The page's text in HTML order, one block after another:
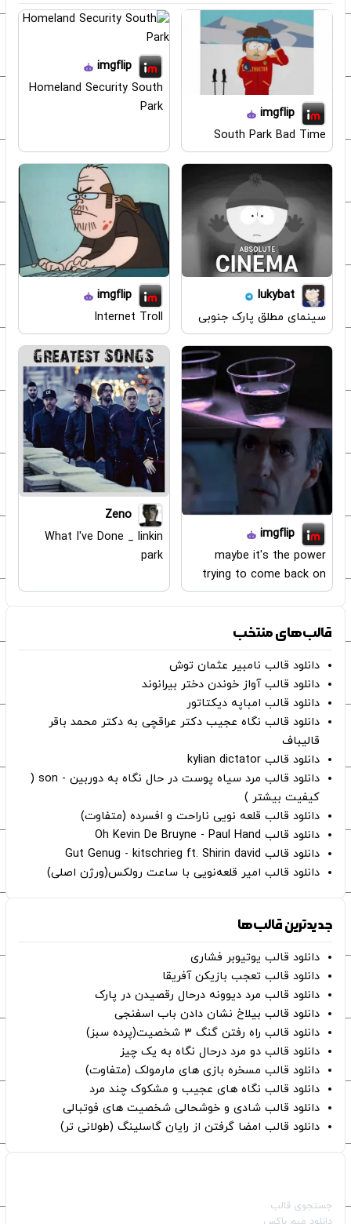
imgflip
South Park Bad Time
imgflip
Homeland Security South
Park
lukybat
سینمای مطلق پارک جنوبی
imgflip
Internet Troll
imgflip
maybe it's the power
trying to come back on
Zeno
What I've Done _ linkin
park
قالب‌های منتخب
دانلود قالب نامبیر عثمان ‌توش
دانلود قالب آواز خوندن دختر بیرانوند
دانلود قالب امباپه دیکتاتور
دانلود قالب نگاه عجیب دکتر عراقچی به دکتر محمد باقر
قالیباف
دانلود قالب kylian dictator
دانلود قالب مرد سیاه پوست در حال نگاه به دوربین - son (
کیفیت بیشتر )
دانلود قالب قلعه نویی ناراحت و افسرده (متفاوت)
دانلود قالب Oh Kevin De Bruyne - Paul Hand
دانلود قالب Gut Genug - kitschrieg ft. Shirin david
دانلود قالب امیر قلعه‌نویی با ساعت رولکس(ورژن اصلی)
جدیدترین قالب‌ها
دانلود قالب یوتیوبر فشاری
دانلود قالب تعجب بازیکن آفریقا
دانلود قالب مرد دیوونه درحال رقصیدن در پارک
دانلود قالب بیلاخ نشان دادن باب اسفنجی
دانلود قالب راه رفتن گنگ ۳ شخصیت(پرده سبز)
دانلود قالب دو مرد درحال نگاه به یک چیز
دانلود قالب مسخره بازی های مارمولک (متفاوت)
دانلود قالب نگاه های عجیب و مشکوک چند مرد
دانلود قالب شادی و خوشحالی شخصیت های فوتبالی
دانلود قالب امضا گرفتن از رایان گاسلینگ (طولانی تر)
جستجوی قالب